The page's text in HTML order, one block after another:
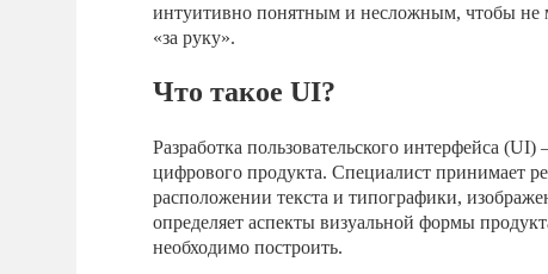
интуитивно понятным и несложным, чтобы не
«за руку».
Что такое UI?
Разработка пользовательского интерфейса
цифрового продукта. Специалист принимает
расположении текста и типографики,
определяет аспекты визуальной формы
необходимо построить.